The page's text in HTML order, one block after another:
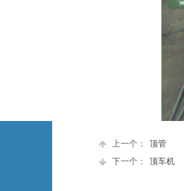
上一个：
顶管
下一个：
顶车机